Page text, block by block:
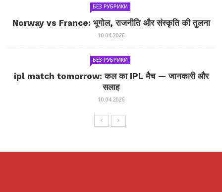
БЕЗ РУБРИКИ
Norway vs France: भूगोल, राजनीति और संस्कृति की तुलना
10.04.2026
БЕЗ РУБРИКИ
ipl match tomorrow: कल का IPL मैच — जानकारी और
सलाह
10.04.2026